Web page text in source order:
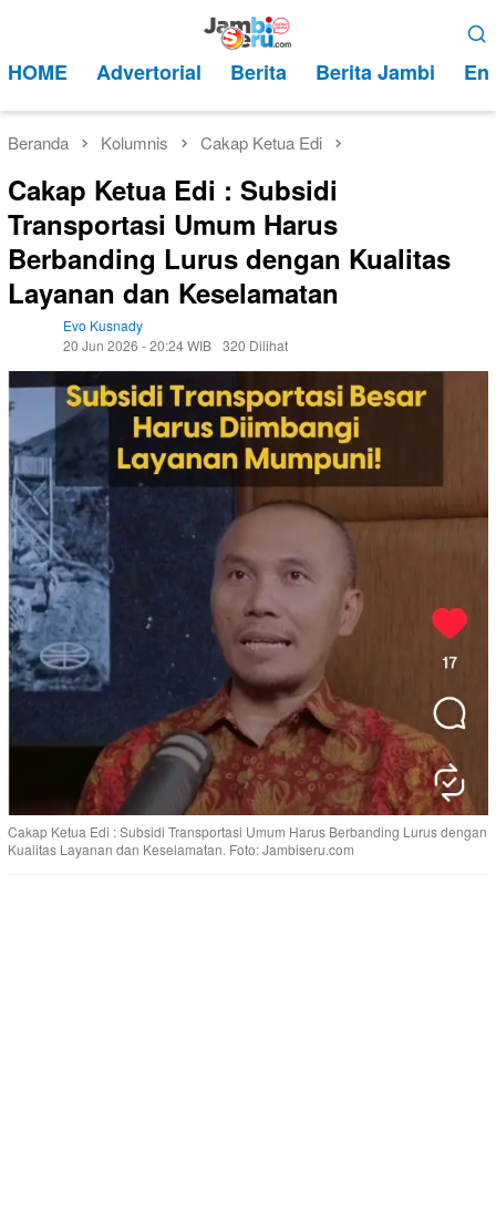
kontenMobile
HOME Advertorial Berita Berita Jambi
Beranda Kolumnis Cakap Ketua Edi
Cakap Ketua Edi : Subsidi
Transportasi Umum Harus
Berbanding Lurus dengan Kualitas
Layanan dan Keselamatan
Evo Kusnady
20 Jun 2026 - 20:24 WIB 320 Dilihat
Cakap Ketua Edi : Subsidi Transportasi Umum Harus Berbanding Lurus dengan
Kualitas Layanan dan Keselamatan. Foto: Jambiseru.com